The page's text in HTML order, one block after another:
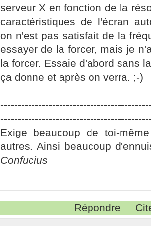
serveur X en fonction de la
caractéristiques de l'écran
on n'est pas satisfait de la
essayer de la forcer, mais je
la forcer. Essaie d'abord sans
ça donne et après on verra. ;-)
Exige beaucoup de toi-
autres. Ainsi beaucoup
Confucius
Répondre